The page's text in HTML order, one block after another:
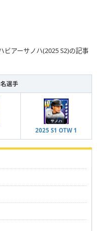
ビアーサノハ(2025 S2)の記事
選手
2025 S1 OTW 1